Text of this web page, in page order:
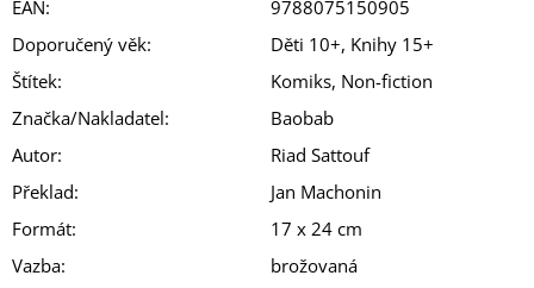
EAN:
9788075150905
Doporučený věk:
Děti 10+, Knihy 15+
Štítek:
Komiks, Non-fiction
Značka/Nakladatel:
Baobab
Autor:
Riad Sattouf
Překlad:
Jan Machonin
Formát:
17 x 24 cm
Vazba:
brožovaná